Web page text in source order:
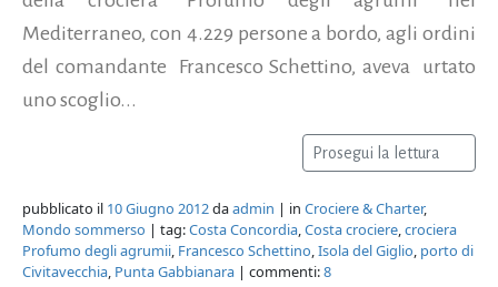
Mediterraneo, con 4.229 persone a bordo, agli ordini
del comandante Francesco Schettino, aveva urtato
uno scoglio...
Prosegui la lettura
pubblicato il 10 Giugno 2012daadmin | in Crociere & Charter,
Mondo sommerso | tag:Costa Concordia,Costa crociere,crociera
Profumo degli agrumii, Francesco Schettino,Isola del Giglio, porto di
Civitavecchia, Punta Gabbianara | commenti:8